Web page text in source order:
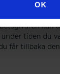
OK
eller
när du är
kan
tiden du
får tillbaka